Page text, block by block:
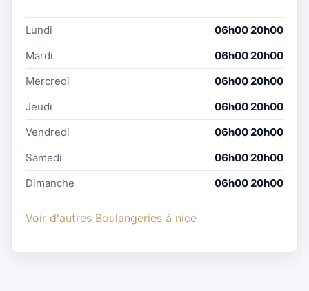
Lundi
06h00 20h00
Mardi
06h00 20h00
Mercredi
06h00 20h00
Jeudi
06h00 20h00
Vendredi
06h00 20h00
Samedi
06h00 20h00
Dimanche
06h00 20h00
Voir d'autres Boulangeries à nice